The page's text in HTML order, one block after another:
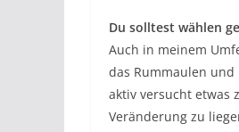
Du solltest wählen
Auch in meinem
das Rummaulen
aktiv versucht etwas
Veränderung zu